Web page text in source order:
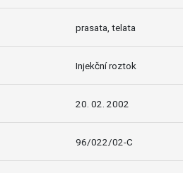
prasata, telata
Injekční roztok
20. 02. 2002
96/022/02-C